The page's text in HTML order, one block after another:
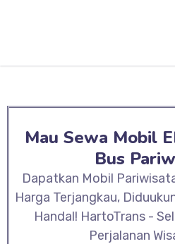
Mau Sewa Mobil
Bus
Dapatkan Mobil
Harga Terjangkau,
Handal! HartoTrans -
Perjalanan